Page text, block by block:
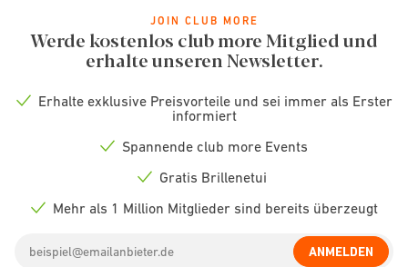
JOIN CLUB MORE
Werde kostenlos club more Mitglied und
erhalte unseren Newsletter.
Erhalte exklusive Preisvorteile und sei immer als Erster
informiert
Check
Spannende club more Events
icon
Gratis Brillenetui
Mehr als 1 Million Mitglieder sind bereits überzeugt
address
ANMELDEN